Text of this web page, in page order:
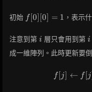
初始 f[0]
[0]
=
1
f[0] [0] = 1 ，表示
注意到第 i
i 層只會用到第 i-
1
i
成一維陣列。此時更新要
f[ j ← f j